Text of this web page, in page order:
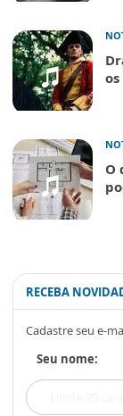
O
RECEBA
Cadastre seu e-
Seu nome: